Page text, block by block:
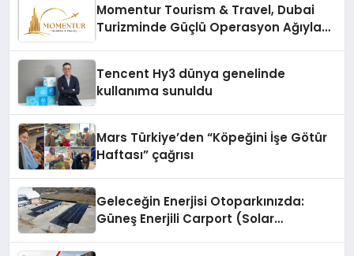
Momentur Tourism & Travel, Dubai
Turizminde Güçlü Operasyon Ağıyla
Tencent Hy3 dünya genelinde
kullanıma sunuldu
Mars Türkiye’den “Köpeğini İşe Götür
Haftası” çağrısı
Geleceğin Enerjisi Otoparkınızda:
Güneş Enerjili Carport (Solar